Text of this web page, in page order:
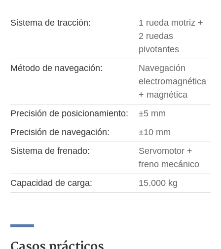
Sistema de tracción:
1 rueda motriz +
2 ruedas
pivotantes
Método de navegación:
Navegación
electromagnética
+ magnética
Precisión de posicionamiento:
±5 mm
Precisión de navegación:
±10 mm
Sistema de frenado:
Servomotor +
freno mecánico
Capacidad de carga:
15.000 kg